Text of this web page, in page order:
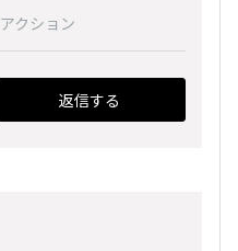
クション
返信する